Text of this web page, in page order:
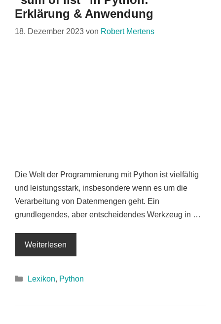
Erklärung & Anwendung
18. Dezember 2023 von Robert Mertens
Die Welt der Programmierung mit Python ist vielfältig
und leistungsstark, insbesondere wenn es um die
Verarbeitung von Datenmengen geht. Ein
grundlegendes, aber entscheidendes Werkzeug in …
Weiterlesen
Kategorien
Lexikon, Python